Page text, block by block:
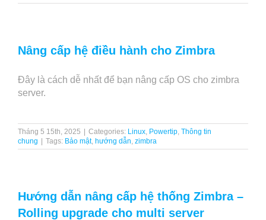
Nâng cấp hệ điều hành cho Zimbra
Đây là cách dễ nhất để bạn nâng cấp OS cho zimbra
server.
Tháng 5 15th, 2025 | Categories: Linux Powertip Thông tin
chung | Tags: Bảo mật, hướng dẫn zimbra
Hướng dẫn nâng cấp hệ thống Zimbra –
Rolling upgrade cho multi server